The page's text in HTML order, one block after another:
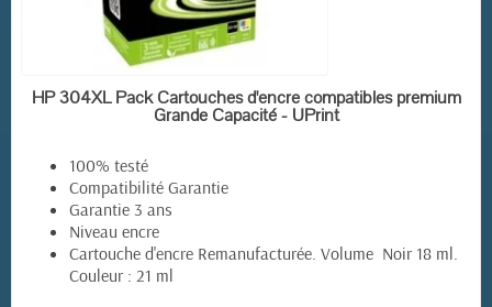
EN STOCK
HP 304XL Pack Cartouches d'encre compatibles premium
Grande Capacité - UPrint
100% testé
Compatibilité Garantie
Garantie 3 ans
Niveau encre
Cartouche d'encre Remanufacturée. Volume Noir 18 ml.
Couleur : 21 ml